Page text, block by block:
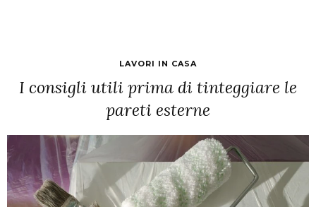
LAVORI IN CASA
I consigli utili prima di tinteggiare le
pareti esterne